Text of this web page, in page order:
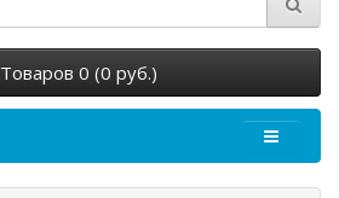
Товаров 0 (0 руб.)